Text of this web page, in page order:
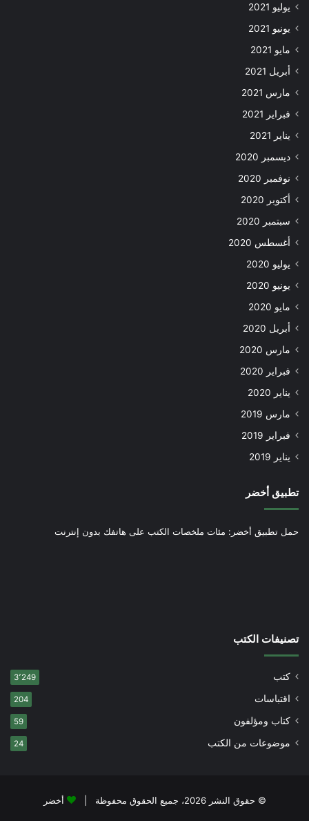
يوليو 2021
يونيو 2021
مايو 2021
أبريل 2021
مارس 2021
فبراير 2021
يناير 2021
ديسمبر 2020
نوفمبر 2020
أكتوبر 2020
سبتمبر 2020
أغسطس 2020
يوليو 2020
يونيو 2020
مايو 2020
أبريل 2020
مارس 2020
فبراير 2020
يناير 2020
مارس 2019
فبراير 2019
يناير 2019
تطبيق أخضر
حمل تطبيق أخضر: مئات ملخصات الكتب على هاتفك بدون إنترنت
تصنيفات الكتب
كتب 3٬249
اقتباسات 204
كتاب ومؤلفون 59
موضوعات من الكتب 24
© حقوق النشر 2026، جميع الحقوق محفوظة | أخضر